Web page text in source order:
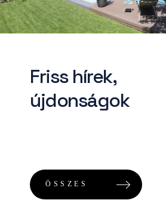
Friss hírek,
​újdonságok
ÖSSZES